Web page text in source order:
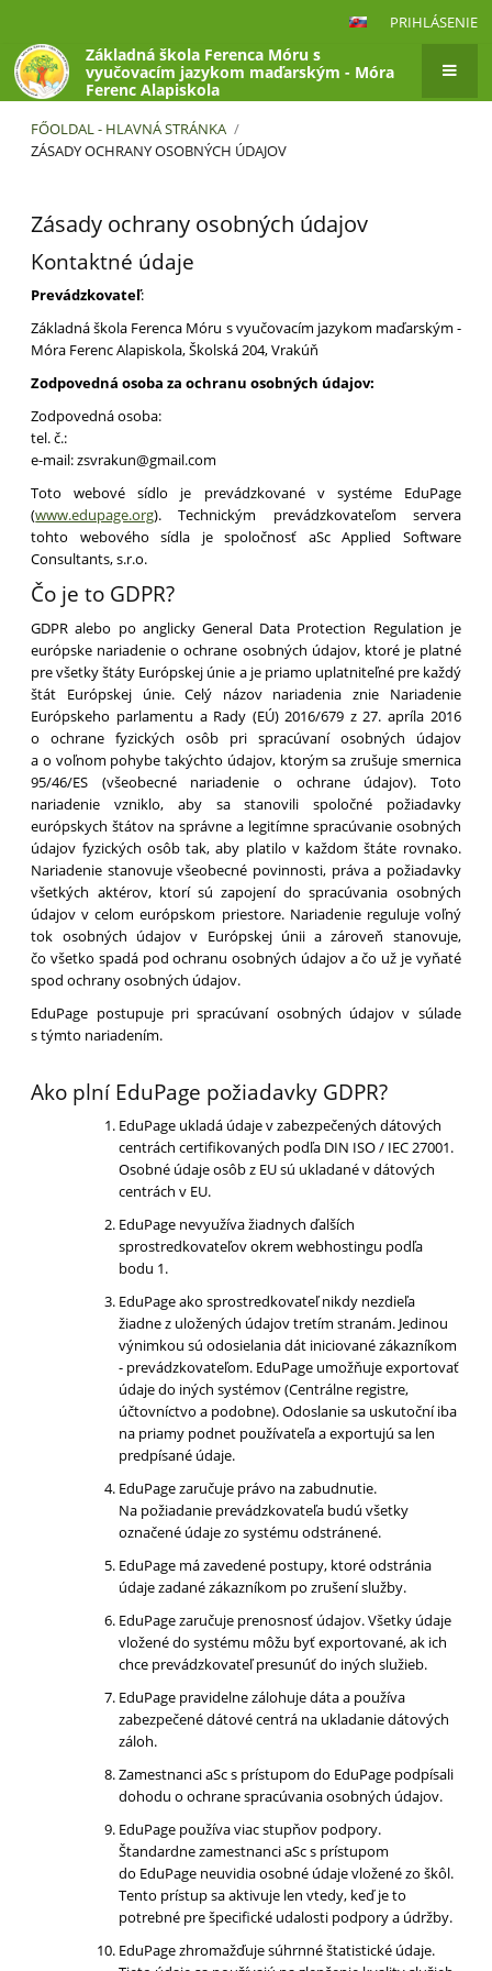
PRIHLÁSENIE
Základná škola Ferenca Móru s
vyučovacím jazykom maďarským - Móra
Ferenc Alapiskola
FŐOLDAL - HLAVNÁ STRÁNKA /
ZÁSADY OCHRANY OSOBNÝCH ÚDAJOV
ochrany
osobných
Zásady ochrany osobných údajov
Kontaktné údaje
Prevádzkovateľ:
Základná škola Ferenca Móru s vyučovacím jazykom maďarským -
Móra Ferenc Alapiskola, Školská 204, Vrakúň
Zodpovedná osoba za ochranu osobných údajov:
Zodpovedná osoba:
tel. č.:
e-mail: zsvrakun@gmail.com
Toto webové sídlo je prevádzkované v systéme EduPage
(www.edupage.org). Technickým prevádzkovateľom servera
tohto webového sídla je spoločnosť aSc Applied Software
Consultants, s.r.o.
Čo je to GDPR?
GDPR alebo po anglicky General Data Protection Regulation je
európske nariadenie o ochrane osobných údajov, ktoré je platné
pre všetky štáty Európskej únie a je priamo uplatniteľné pre každý
štát Európskej únie. Celý názov nariadenia znie Nariadenie
Európskeho parlamentu a Rady (EÚ) 2016/679 z 27. apríla 2016
o ochrane fyzických osôb pri spracúvaní osobných údajov
a o voľnom pohybe takýchto údajov, ktorým sa zrušuje smernica
95/46/ES (všeobecné nariadenie o ochrane údajov). Toto
nariadenie vzniklo, aby sa stanovili spoločné požiadavky
európskych štátov na správne a legitímne spracúvanie osobných
údajov fyzických osôb tak, aby platilo v každom štáte rovnako.
Nariadenie stanovuje všeobecné povinnosti, práva a požiadavky
všetkých aktérov, ktorí sú zapojení do spracúvania osobných
údajov v celom európskom priestore. Nariadenie reguluje voľný
tok osobných údajov v Európskej únii a zároveň stanovuje,
čo všetko spadá pod ochranu osobných údajov a čo už je vyňaté
spod ochrany osobných údajov.
EduPage postupuje pri spracúvaní osobných údajov v súlade
s týmto nariadením.
Ako plní EduPage požiadavky GDPR?
EduPage ukladá údaje v zabezpečených dátových
centrách certifikovaných podľa DIN ISO / IEC 27001.
Osobné údaje osôb z EU sú ukladané v dátových
centrách v EU.
EduPage nevyužíva žiadnych ďalších
sprostredkovateľov okrem webhostingu podľa
bodu 1.
EduPage ako sprostredkovateľ nikdy nezdieľa
žiadne z uložených údajov tretím stranám. Jedinou
výnimkou sú odosielania dát iniciované zákazníkom
- prevádzkovateľom. EduPage umožňuje exportovať
údaje do iných systémov (Centrálne registre,
účtovníctvo a podobne). Odoslanie sa uskutoční iba
na priamy podnet používateľa a exportujú sa len
predpísané údaje.
EduPage zaručuje právo na zabudnutie.
Na požiadanie prevádzkovateľa budú všetky
označené údaje zo systému odstránené.
EduPage má zavedené postupy, ktoré odstránia
údaje zadané zákazníkom po zrušení služby.
EduPage zaručuje prenosnosť údajov. Všetky údaje
vložené do systému môžu byť exportované, ak ich
chce prevádzkovateľ presunúť do iných služieb.
EduPage pravidelne zálohuje dáta a používa
zabezpečené dátové centrá na ukladanie dátových
záloh.
Zamestnanci aSc s prístupom do EduPage podpísali
dohodu o ochrane spracúvania osobných údajov.
EduPage používa viac stupňov podpory.
Štandardne zamestnanci aSc s prístupom
do EduPage neuvidia osobné údaje vložené zo škôl.
Tento prístup sa aktivuje len vtedy, keď je to
potrebné pre špecifické udalosti podpory a údržby.
EduPage zhromažďuje súhrnné štatistické údaje.